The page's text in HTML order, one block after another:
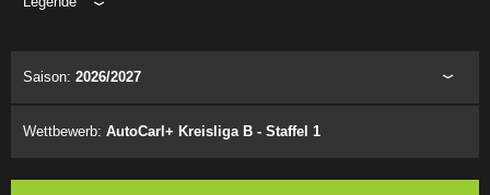
Saison: 2026/2027
Wettbewerb: AutoCarl+ Kreisliga B - Staffel 1